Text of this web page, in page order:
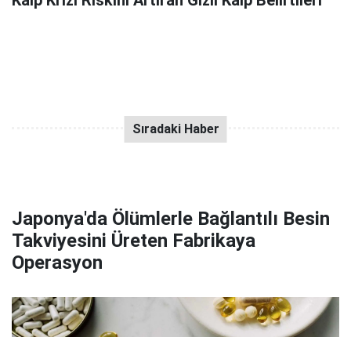
Japonya'da Ölümlerle Bağlantılı Besin
Takviyesini Üreten Fabrikaya
Operasyon